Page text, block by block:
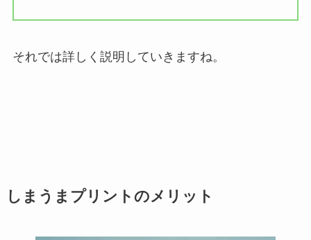
それでは詳しく説明していきますね。
しまうまプリントのメリット